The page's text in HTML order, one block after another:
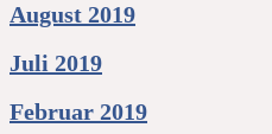
August 2019
Juli 2019
Februar 2019